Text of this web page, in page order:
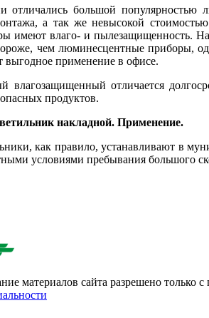
отличались большой
а так же невысокой
имеют влаго- и пылезащищенность.
чем люминесцентные приборы,
выгодное применение в офисе.
влагозащищенный отличается
продуктов.
накладной. Применение.
как правило, устанавливают в
условиями пребывания большого
материалов сайта разрешено только